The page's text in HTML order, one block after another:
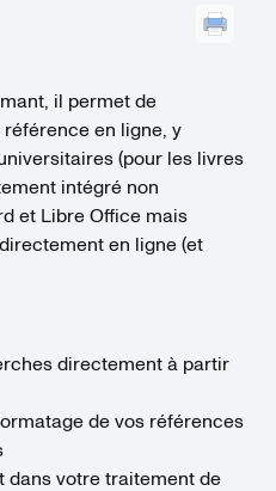
il permet de
référence en ligne, y
(pour les livres
intégré non
et Libre Office mais
en ligne (et
directement à partir
de vos références
dans votre traitement de